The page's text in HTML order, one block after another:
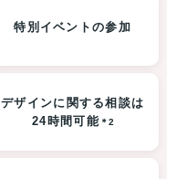
特別イベントの参加
デザインに関する相談は
24時間可能 ＊2